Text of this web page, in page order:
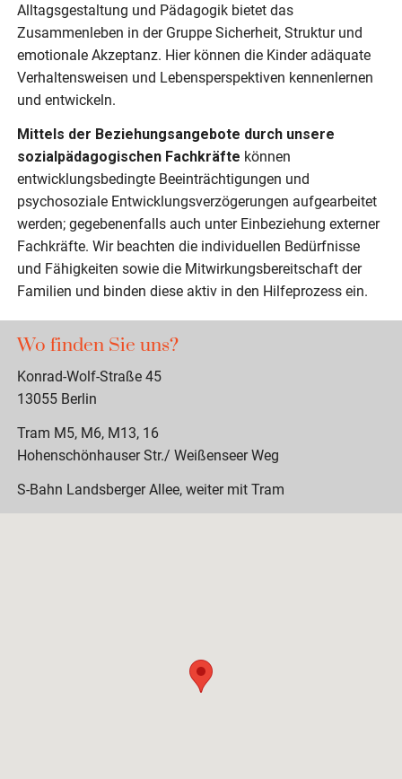
Alltagsgestaltung und Pädagogik bietet das
Zusammenleben in der Gruppe Sicherheit, Struktur und
emotionale Akzeptanz. Hier können die Kinder adäquate
Verhaltensweisen und Lebensperspektiven kennenlernen
und entwickeln.
Mittels der Beziehungsangebote durch unsere
sozialpädagogischen Fachkräfte können
entwicklungsbedingte Beeinträchtigungen und
psychosoziale Entwicklungsverzögerungen aufgearbeitet
werden; gegebenenfalls auch unter Einbeziehung externer
Fachkräfte. Wir beachten die individuellen Bedürfnisse
und Fähigkeiten sowie die Mitwirkungsbereitschaft der
Familien und binden diese aktiv in den Hilfeprozess ein.
Wo finden Sie uns?
Konrad-Wolf-Straße 45
13055 Berlin
Tram M5, M6, M13, 16
Hohenschönhauser Str./ Weißenseer Weg
S-Bahn Landsberger Allee, weiter mit Tram